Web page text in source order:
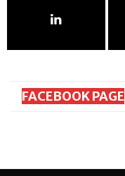
FACEBOOK PAGE